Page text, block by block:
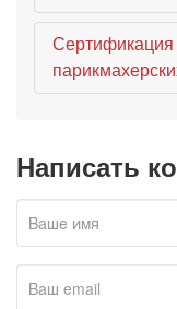
Сертификация
Написать